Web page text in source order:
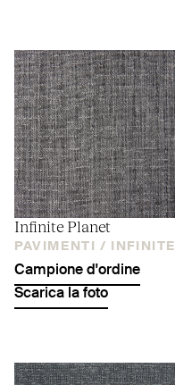
Infinite Planet
PAVIMENTI / INFINITE
Campione d'ordine
Scarica la foto